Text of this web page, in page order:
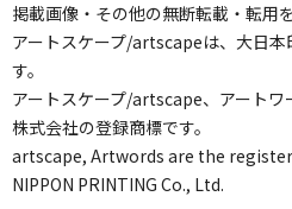
掲載画像・その他の無断転載・転用
アートスケープ/artscapeは、大日本
す。
アートスケープ/artscape、アート
株式会社の登録商標です。
artscape, Artwords are the
NIPPON PRINTING Co., Ltd.